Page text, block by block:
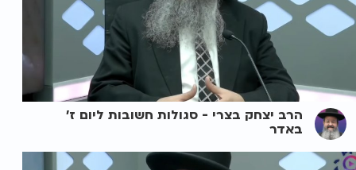
הרב יצחק בצרי - סגולות חשובות ליום ז'
באדר